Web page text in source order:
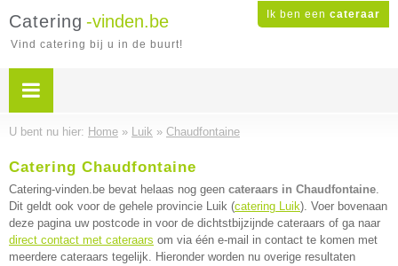
Ik ben een cateraar
Catering -vinden.be
Vind catering bij u in de buurt!
U bent nu hier: Home » Luik » Chaudfontaine
Catering Chaudfontaine
Catering-vinden.be bevat helaas nog geen cateraars in Chaudfontaine.
Dit geldt ook voor de gehele provincie Luik (catering Luik). Voer bovenaan
deze pagina uw postcode in voor de dichtstbijzijnde cateraars of ga naar
direct contact met cateraars om via één e-mail in contact te komen met
meerdere cateraars tegelijk. Hieronder worden nu overige resultaten